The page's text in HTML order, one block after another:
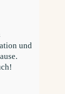
und